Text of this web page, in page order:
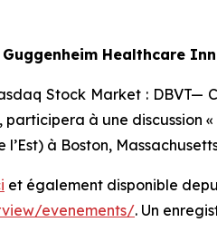
Healthcare
Stock Market :
à une discussion
à Boston,
et également disponible
evenements/. Un